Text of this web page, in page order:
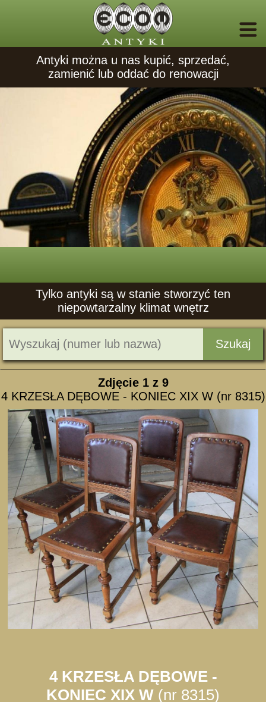
Antyki można u nas kupić, sprzedać,
zamienić lub oddać do renowacji
Tylko antyki są w stanie stworzyć ten
niepowtarzalny klimat wnętrz
Szukaj
Zdjęcie 1z 9
4 KRZESŁA DĘBOWE - KONIEC XIX W (nr 8315)
4 KRZESŁA DĘBOWE -
KONIEC XIX W (nr 8315)